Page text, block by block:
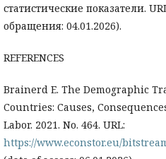
статистические показатели.
обращения: 04.01.2026).
REFERENCES
Brainerd E. The Demographic
Countries: Causes,
Labor. 2021. No. 464. URL:
https://www.econstor.eu/